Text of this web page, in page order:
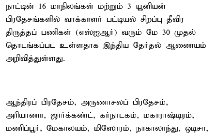
நாட்டின் 16 மாநிலங்கள் மற்றும் 3 யூனியன்
பிரதேசங்களில் வாக்காளர் பட்டியல் சிறப்பு தீவிர
திருத்தப் பணிகள் (எஸ்ஐஆர்) வரும் மே 30 முதல்
தொடங்கப்பட உள்ளதாக இந்திய தேர்தல் ஆணையம்
அறிவித்துள்ளது.
ஆந்திரப் பிரதேசம், அருணாசலப் பிரதேசம்,
அரியாணா, ஜார்க்கண்ட், கர்நாடகம், மகாராஷ்டிரம்,
மணிப்பூர், மேகாலயம், மிஸோரம், நாகாலாந்து, ஒடிசா,